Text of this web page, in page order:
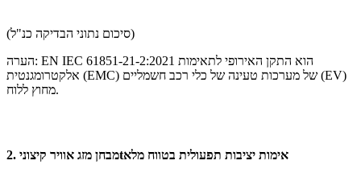
(סיכום נתוני הבדיקה כנ"ל)
הערה: EN IEC 61851-21-2:2021 הוא התקן האירופי לתאימות
אלקטרומגנטית (EMC) של מערכות טעינה של כלי רכב חשמליים (EV)
מחוץ ללוח.
2. מבחן מזג אוויר קיצוניtאימות יציבות תפעולית בטווח מלא